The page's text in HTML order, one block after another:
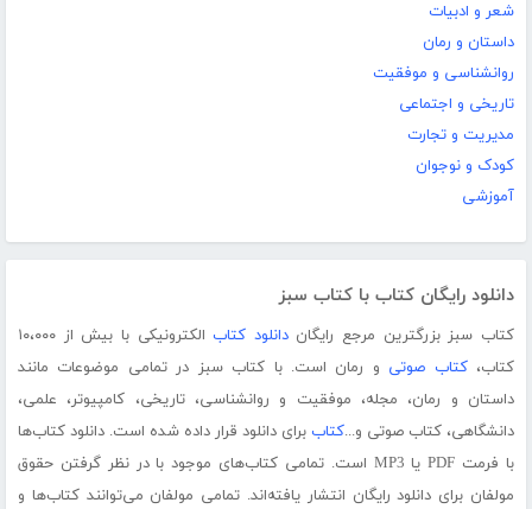
شعر و ادبیات
داستان و رمان
روانشناسی و موفقیت
تاریخی و اجتماعی
مدیریت و تجارت
کودک و نوجوان
آموزشی
دانلود رایگان کتاب با کتاب سبز
کتاب سبز بزرگترین مرجع رایگاندانلود کتاب
الکترونیکی با بیش از ۱۰،۰۰۰
کتاب،کتاب صوتی و رمان است. با کتاب سبز در تمامی موضوعات مانند
داستان و رمان، مجله، موفقیت و روانشناسی، تاریخی، کامپیوتر، علمی،
دانشگاهی، کتاب صوتی و...کتاب برای دانلود قرار داده شده است. دانلود کتاب‌ها
با فرمت PDF یا MP3 است. تمامی کتاب‌های موجود با در نظر گرفتن حقوق
مولفان برای دانلود رایگان انتشار یافته‌اند. تمامی مولفان می‌توانند کتاب‌ها و